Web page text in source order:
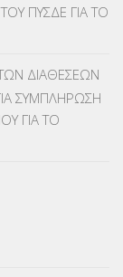
ΠΥΣΔΕ ΓΙΑ ΤΟ
ΔΙΑΘΕΣΕΩΝ
ΣΥΜΠΛΗΡΩΣΗ
ΓΙΑ ΤΟ